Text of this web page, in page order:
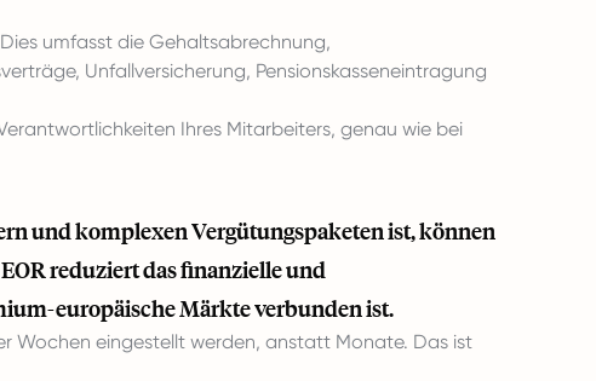
umfasst die Gehaltsabrechnung,
Unfallversicherung, Pensionskasseneintragung
Ihres Mitarbeiters, genau wie bei
und komplexen Vergütungspaketen ist, können
reduziert das finanzielle und
europäische Märkte verbunden ist.
Wochen eingestellt werden, anstatt Monate. Das ist